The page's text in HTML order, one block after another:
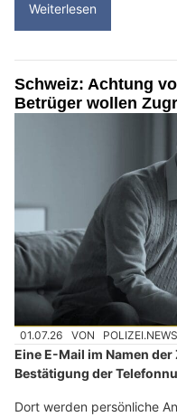
Weiterlesen
Schweiz: Achtung
Betrüger wollen
01.07.26 VON
Eine E-Mail im Namen
Bestätigung der
Dort werden persönliche